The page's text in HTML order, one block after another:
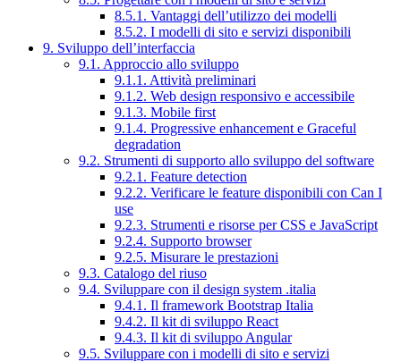
8.5.1. Vantaggi dell’utilizzo dei modelli
8.5.2. I modelli di sito e servizi disponibili
9. Sviluppo dell’interfaccia
9.1. Approccio allo sviluppo
9.1.1. Attività preliminari
9.1.2. Web design responsivo e accessibile
9.1.3. Mobile first
9.1.4. Progressive enhancement e Graceful
degradation
9.2. Strumenti di supporto allo sviluppo del software
9.2.1. Feature detection
9.2.2. Verificare le feature disponibili con Can I
use
9.2.3. Strumenti e risorse per CSS e JavaScript
9.2.4. Supporto browser
9.2.5. Misurare le prestazioni
9.3. Catalogo del riuso
9.4. Sviluppare con il design system .italia
9.4.1. Il framework Bootstrap Italia
9.4.2. Il kit di sviluppo React
9.4.3. Il kit di sviluppo Angular
9.5. Sviluppare con i modelli di sito e servizi